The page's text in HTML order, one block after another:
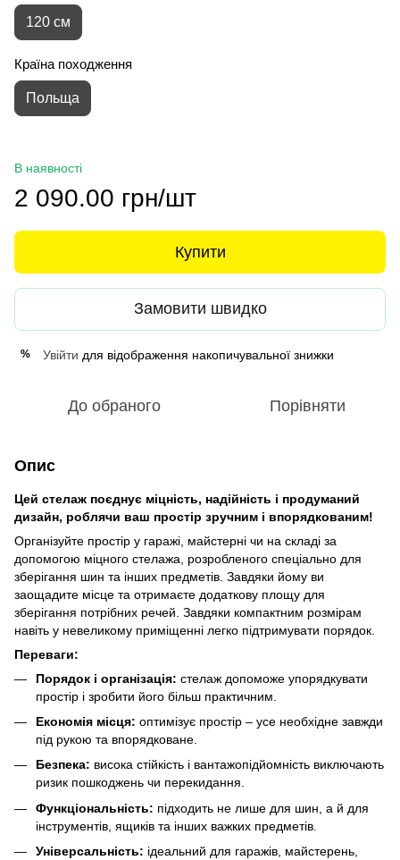
120 см
Країна походження
Польща
В наявності
2 090.00 грн/шт
Купити
Замовити швидко
% Увійти для відображення накопичувальної знижки
До обраного Порівняти
Опис
Цей стелаж поєднує міцність, надійність і продуманий
дизайн, роблячи ваш простір зручним і впорядкованим!
Організуйте простір у гаражі, майстерні чи на складі за
допомогою міцного стелажа, розробленого спеціально для
зберігання шин та інших предметів. Завдяки йому ви
заощадите місце та отримаєте додаткову площу для
зберігання потрібних речей. Завдяки компактним розмірам
навіть у невеликому приміщенні легко підтримувати порядок.
Переваги:
Порядок і організація: стелаж допоможе упорядкувати
простір і зробити його більш практичним.
Економія місця: оптимізує простір – усе необхідне завжди
під рукою та впорядковане.
Безпека: висока стійкість і вантажопідйомність виключають
ризик пошкоджень чи перекидання.
Функціональність: підходить не лише для шин, а й для
інструментів, ящиків та інших важких предметів.
Універсальність: ідеальний для гаражів, майстерень,